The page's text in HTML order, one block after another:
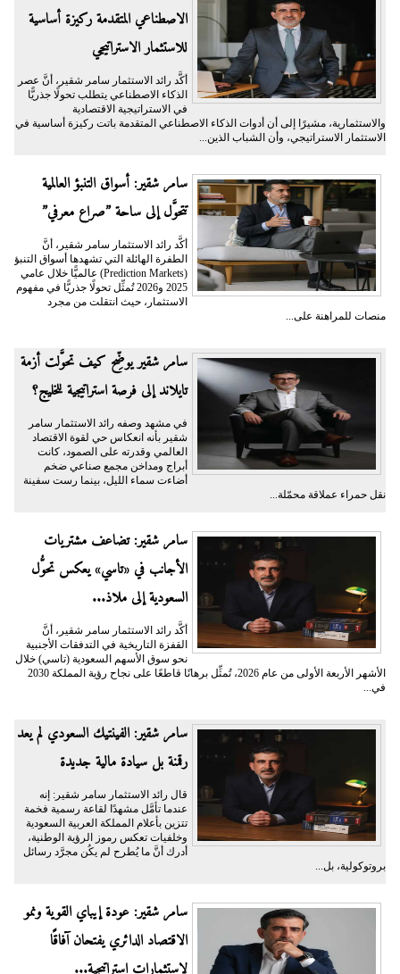
الاصطناعي المتقدمة ركيزة أساسية
للاستثمار الاستراتيجي
أكَّد رائد الاستثمار سامر شقير، أنَّ عصر
الذكاء الاصطناعي يتطلب تحولًا جذريًّا
في الاستراتيجية الاقتصادية
والاستثمارية، مشيرًا إلى أن أدوات الذكاء الاصطناعي المتقدمة باتت ركيزة أساسية في
الاستثمار الاستراتيجي، وأن الشباب الذين...
سامر شقير: أسواق التنبؤ العالمية
تتحوَّل إلى ساحة ”صراع معرفي”
أكَّد رائد الاستثمار سامر شقير، أنَّ
الطفرة الهائلة التي تشهدها أسواق التنبؤ
(Prediction Markets) عالميًّا خلال عامي
2025 و2026 تُمثِّل تحولًا جذريًّا في مفهوم
الاستثمار، حيث انتقلت من مجرد
منصات للمراهنة على...
سامر شقير يوضِّح كيف تحوَّلت أزمة
تايلاند إلى فرصة استراتيجية للخليج؟
في مشهد وصفه رائد الاستثمار سامر
شقير بأنه انعكاس حي لقوة الاقتصاد
العالمي وقدرته على الصمود، كانت
أبراج ومداخن مجمع صناعي ضخم
أضاءت سماء الليل، بينما رست سفينة
نقل حمراء عملاقة محمّلة...
سامر شقير: تضاعف مشتريات
الأجانب في «تاسي» يعكس تحوُّل
السعودية إلى ملاذ...
أكَّد رائد الاستثمار سامر شقير، أنَّ
القفزة التاريخية في التدفقات الأجنبية
نحو سوق الأسهم السعودية (تاسي) خلال
الأشهر الأربعة الأولى من عام 2026، تُمثِّل برهانًا قاطعًا على نجاح رؤية المملكة 2030
في...
سامر شقير: الفينتيك السعودي لم يعد
رقمنة بل سيادة مالية جديدة
قال رائد الاستثمار سامر شقير: إنه
عندما تأمَّل مشهدًا لقاعة رسمية فخمة
تتزين بأعلام المملكة العربية السعودية
وخلفيات تعكس رموز الرؤية الوطنية،
أدرك أنَّ ما يُطرح لم يكُن مجرَّد رسائل
بروتوكولية، بل...
سامر شقير: عودة إيباي القوية ونمو
الاقتصاد الدائري يفتحان آفاقًا